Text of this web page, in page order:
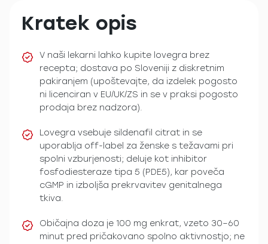
Kratek opis
V naši lekarni lahko kupite lovegra brez
recepta; dostava po Sloveniji z diskretnim
pakiranjem (upoštevajte, da izdelek pogosto
ni licenciran v EU/UK/ZS in se v praksi pogosto
prodaja brez nadzora).
Lovegra vsebuje sildenafil citrat in se
uporablja off-label za ženske s težavami pri
spolni vzburjenosti; deluje kot inhibitor
fosfodiesteraze tipa 5 (PDE5), kar poveča
cGMP in izboljša prekrvavitev genitalnega
tkiva.
Običajna doza je 100 mg enkrat, vzeto 30–60
minut pred pričakovano spolno aktivnostjo; ne